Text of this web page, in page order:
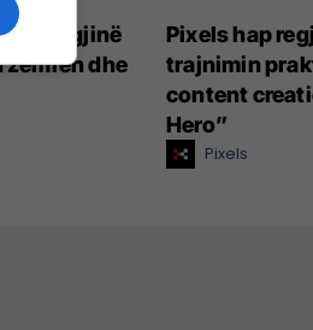
dhe
Pixels hap
trajnimin
content
Hero”
Pixels